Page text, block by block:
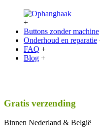
+
Buttons zonder machine
Onderhoud en reparatie
FAQ +
Blog +
Gratis verzending
Binnen Nederland & België